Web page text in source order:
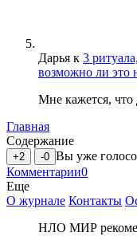
Дарья к 3
возможно ли это
Мне кажется, что
Главная
Содержание
+2 -0 Вы уже
Комментарии0
Еще
О журнале Контакты
НЛО МИР